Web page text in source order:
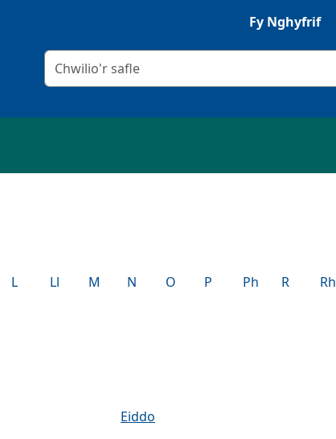
Fy Nghyfrif
Meini prawf chwilio
L Ll M N O P Ph R Rh
Eiddo